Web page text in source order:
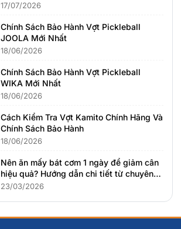
17/07/2026
Chính Sách Bảo Hành Vợt Pickleball
JOOLA Mới Nhất
18/06/2026
Chính Sách Bảo Hành Vợt Pickleball
WIKA Mới Nhất
18/06/2026
Cách Kiểm Tra Vợt Kamito Chính Hãng Và
Chính Sách Bảo Hành
18/06/2026
Nên ăn mấy bát cơm 1 ngày để giảm cân
hiệu quả? Hướng dẫn chi tiết từ chuyên
gia dinh dưỡng
23/03/2026